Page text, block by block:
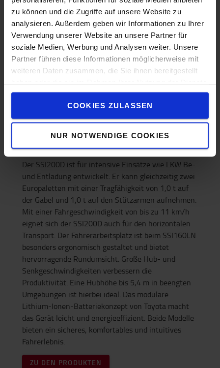
zu können und die Zugriffe auf unsere Website zu
analysieren. Außerdem geben wir Informationen zu Ihrer
Verwendung unserer Website an unsere Partner für
soziale Medien, Werbung und Analysen weiter. Unsere
Partner führen diese Informationen möglicherweise mit
weiteren Daten zusammen, die Sie ihnen bereitgestellt
gesammelt haben.
COOKIES ZULASSEN
NUR NOTWENDIGE COOKIES
Modulares Lithium-Ionen-
Batteriekonzept
Der SSI200D ist für intensive Einsätze wie LKW Be-
und Entladung entwickelt. Er kann gleichzeitig zwei
Europaletten mit einer Tragfähigkeit von 1,0 t auf
der Gabel und 1,0 t auf den Stützarmen aufnehmen.
Mit einer Fahrgeschwindigkeit von bis zu 11 km/h
eignet sich der SSI200D auch für den horizontalen
Transport. Der Fahrerarbeitsplatz ist beim SSI160LN
besonders ergonomisch gestaltet und bietet
hervorragende Rundumsicht. Große Hub- und
Senkgeschwindigkeiten verbessern die
Produktivität. Eine Hubhöhe bis 5,4 m in beengten
Umgebungen ist hierbei ideal. Das modulare
Lithium-Ionen-Batteriekonzept von Toyota macht
das Gerät leicht und energieeffizient. Beide Modelle
bieten ein sicheres, komfortables und intuitives
Fahrerlebnis.
ZU DEN PRODUKTEN